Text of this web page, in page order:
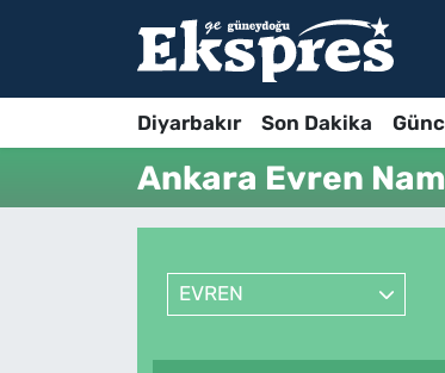
Diyarbakır Son Dakika
Ankara Evren
EVREN